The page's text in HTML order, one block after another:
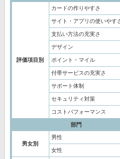
評価項目別
カードの作りやすさ
サイト・アプリの使いやす
支払い方法の充実さ
デザイン
ポイント・マイル
付帯サービスの充実さ
サポート体制
セキュリティ対策
コストパフォーマンス
部門
男女別
男性
女性